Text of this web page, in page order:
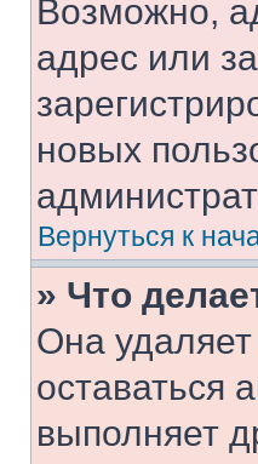
Возможно,
адрес или
новых
Вернуться к
» Что
Она
оставаться
выполняет